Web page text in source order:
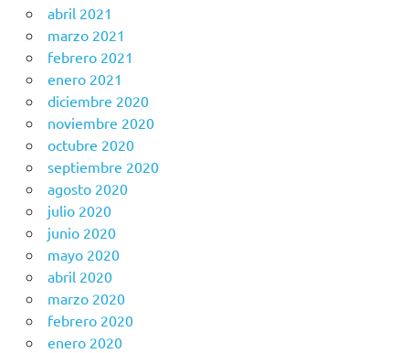
abril 2021
marzo 2021
febrero 2021
enero 2021
diciembre 2020
noviembre 2020
octubre 2020
septiembre 2020
agosto 2020
julio 2020
junio 2020
mayo 2020
abril 2020
marzo 2020
febrero 2020
enero 2020